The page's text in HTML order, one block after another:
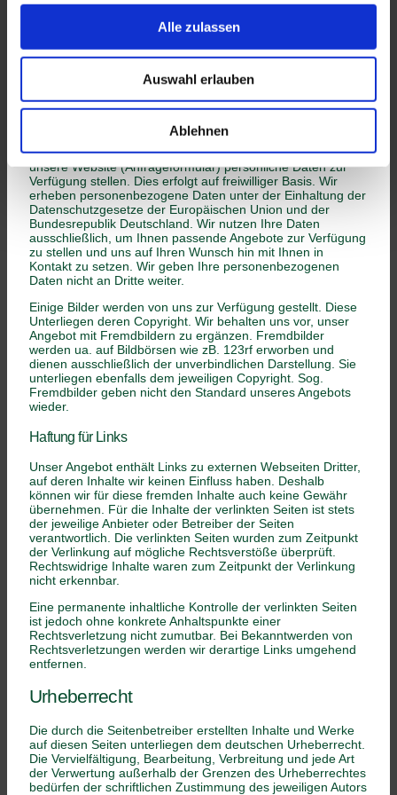
Alle zulassen
Auswahl erlauben
Ablehnen
entsprechenden Rechtsverletzungen werden wir diese
Vollständigkeit der Inhalte und Angaben übernehmen wir
nicht.
Jede Anfrage, die ein Interessent über diese Website stellt
(Kontaktformular, Email, Telefon), unterliegt den oben
genannten Anforderungen. Sie können uns freiwillig über
unsere Website (Anfrageformular) persönliche Daten zur
Verfügung stellen. Dies erfolgt auf freiwilliger Basis. Wir
erheben personenbezogene Daten unter der Einhaltung der
Datenschutzgesetze der Europäischen Union und der
Bundesrepublik Deutschland. Wir nutzen Ihre Daten
ausschließlich, um Ihnen passende Angebote zur Verfügung
zu stellen und uns auf Ihren Wunsch hin mit Ihnen in
Kontakt zu setzen. Wir geben Ihre personenbezogenen
Daten nicht an Dritte weiter.
Einige Bilder werden von uns zur Verfügung gestellt. Diese
Unterliegen deren Copyright. Wir behalten uns vor, unser
Angebot mit Fremdbildern zu ergänzen. Fremdbilder
werden ua. auf Bildbörsen wie zB. 123rf erworben und
dienen ausschließlich der unverbindlichen Darstellung. Sie
unterliegen ebenfalls dem jeweiligen Copyright. Sog.
Fremdbilder geben nicht den Standard unseres Angebots
wieder.
Haftung für Links
Unser Angebot enthält Links zu externen Webseiten Dritter,
auf deren Inhalte wir keinen Einfluss haben. Deshalb
können wir für diese fremden Inhalte auch keine Gewähr
übernehmen. Für die Inhalte der verlinkten Seiten ist stets
der jeweilige Anbieter oder Betreiber der Seiten
verantwortlich. Die verlinkten Seiten wurden zum Zeitpunkt
der Verlinkung auf mögliche Rechtsverstöße überprüft.
Rechtswidrige Inhalte waren zum Zeitpunkt der Verlinkung
nicht erkennbar.
Eine permanente inhaltliche Kontrolle der verlinkten Seiten
ist jedoch ohne konkrete Anhaltspunkte einer
Rechtsverletzung nicht zumutbar. Bei Bekanntwerden von
Rechtsverletzungen werden wir derartige Links umgehend
entfernen.
Urheberrecht
Die durch die Seitenbetreiber erstellten Inhalte und Werke
auf diesen Seiten unterliegen dem deutschen Urheberrecht.
Die Vervielfältigung, Bearbeitung, Verbreitung und jede Art
der Verwertung außerhalb der Grenzen des Urheberrechtes
bedürfen der schriftlichen Zustimmung des jeweiligen Autors